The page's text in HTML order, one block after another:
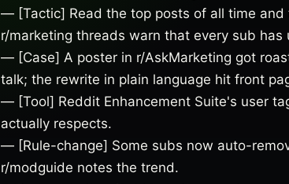
— [Tactic] Read the top posts of all time
r/marketing threads warn that every sub
— [Case] A poster in r/AskMarketing got
talk; the rewrite in plain language hit front
— [Tool] Reddit Enhancement Suite's user
actually respects.
— [Rule-change] Some subs now auto-
r/modguide notes the trend.